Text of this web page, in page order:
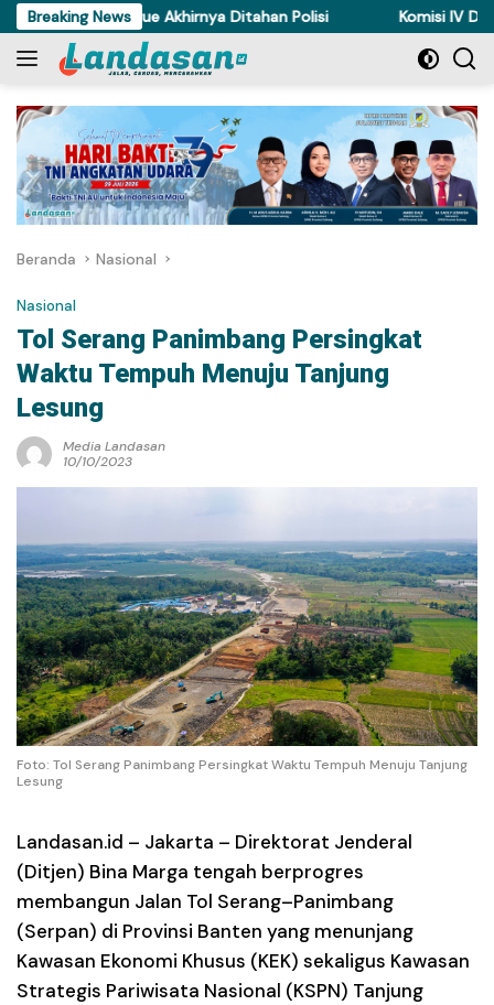
Langsung
ke
konten
Breaking News
Ayam di Torue Akhirnya Ditahan Polisi Komisi IV DPRD
Beranda Nasional
Nasional
Tol Serang Panimbang Persingkat
Waktu Tempuh Menuju Tanjung
Lesung
Media Landasan
10/10/2023
Foto: Tol Serang Panimbang Persingkat Waktu Tempuh Menuju Tanjung
Lesung
Landasan.id – Jakarta – Direktorat Jenderal
(Ditjen) Bina Marga tengah berprogres
membangun Jalan Tol Serang–Panimbang
(Serpan) di Provinsi Banten yang menunjang
Kawasan Ekonomi Khusus (KEK) sekaligus Kawasan
Strategis Pariwisata Nasional (KSPN) Tanjung